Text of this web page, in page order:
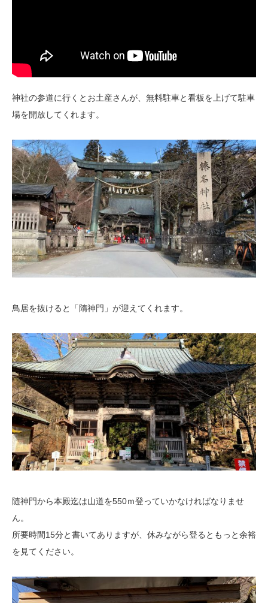
神社の参道に行くとお土産さんが、無料駐車と看板を上げて駐車
場を開放してくれます。
鳥居を抜けると「隋神門」が迎えてくれます。
随神門から本殿迄は山道を550ｍ登っていかなければなりませ
ん。
所要時間15分と書いてありますが、休みながら登るともっと余裕
を見てください。